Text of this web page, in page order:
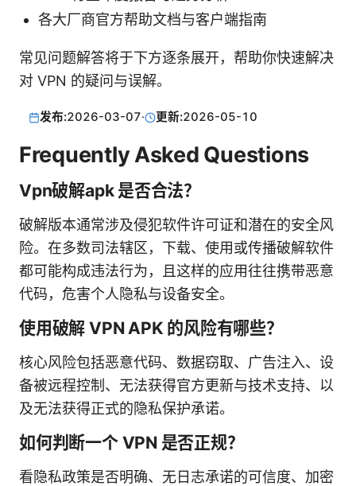
各大厂商官方帮助文档与客户端指南
常见问题解答将于下方逐条展开，帮助你快速解决
对 VPN 的疑问与误解。
发布:2026-03-07· 更新:2026-05-10
Frequently Asked Questions
Vpn破解apk 是否合法？
破解版本通常涉及侵犯软件许可证和潜在的安全风
险。在多数司法辖区，下载、使用或传播破解软件
都可能构成违法行为，且这样的应用往往携带恶意
代码，危害个人隐私与设备安全。
使用破解 VPN APK 的风险有哪些？
核心风险包括恶意代码、数据窃取、广告注入、设
备被远程控制、无法获得官方更新与技术支持、以
及无法获得正式的隐私保护承诺。
如何判断一个 VPN 是否正规？
看隐私政策是否明确、无日志承诺的可信度、加密